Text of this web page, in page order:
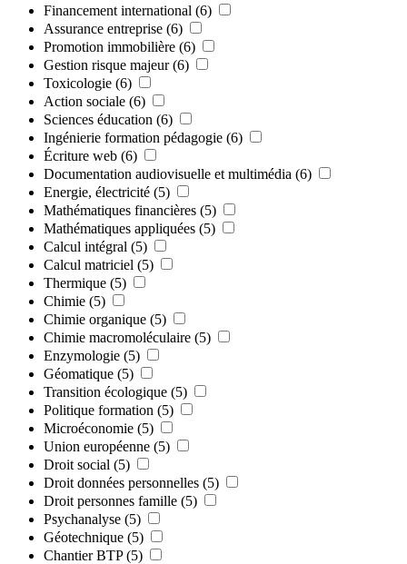
Financement international (6)
Assurance entreprise (6)
Promotion immobilière (6)
Gestion risque majeur (6)
Toxicologie (6)
Action sociale (6)
Sciences éducation (6)
Ingénierie formation pédagogie (6)
Écriture web (6)
Documentation audiovisuelle et multimédia (6)
Energie, électricité (5)
Mathématiques financières (5)
Mathématiques appliquées (5)
Calcul intégral (5)
Calcul matriciel (5)
Thermique (5)
Chimie (5)
Chimie organique (5)
Chimie macromoléculaire (5)
Enzymologie (5)
Géomatique (5)
Transition écologique (5)
Politique formation (5)
Microéconomie (5)
Union européenne (5)
Droit social (5)
Droit données personnelles (5)
Droit personnes famille (5)
Psychanalyse (5)
Géotechnique (5)
Chantier BTP (5)